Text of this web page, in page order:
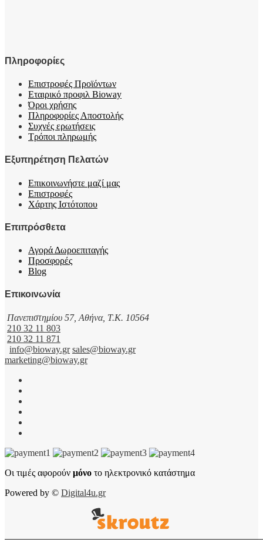
Πληροφορίες
Επιστροφές Προϊόντων
Εταιρικό προφιλ Bioway
Όροι χρήσης
Πληροφορίες Αποστολής
Συχνές ερωτήσεις
Τρόποι πληρωμής
Εξυπηρέτηση Πελατών
Επικοινωνήστε μαζί μας
Επιστροφές
Χάρτης Ιστότοπου
Επιπρόσθετα
Αγορά Δωροεπιταγής
Προσφορές
Blog
Επικοινωνία
Πανεπιστημίου 57, Αθήνα, T.K. 10564
210 32 11 803
210 32 11 871
info@bioway.gr sales@bioway.gr
marketing@bioway.gr
Οι τιμές αφορούν μόνο το ηλεκτρονικό κατάστημα
Powered by © Digital4u.gr